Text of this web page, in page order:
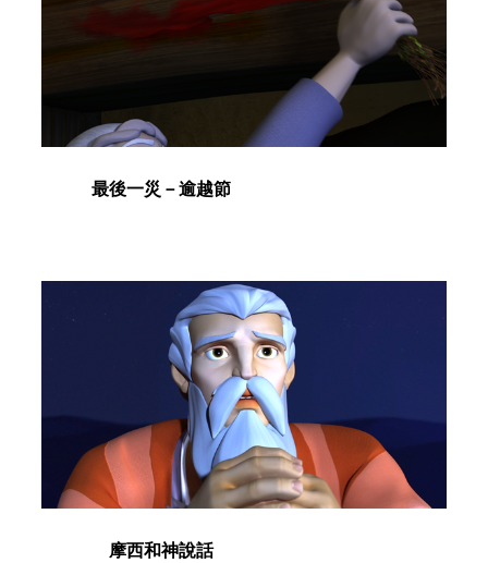
最後一災－逾越節
摩西和神說話